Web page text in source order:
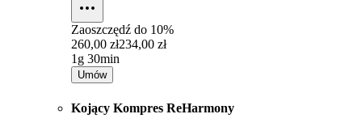
Zaoszczędź do 10%
260,00 zł234,00 zł
1g 30min
Umów
Kojący Kompres ReHarmony